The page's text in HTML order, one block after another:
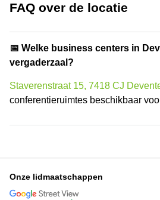
FAQ over de locatie
📅 Welke business centers in
vergaderzaal?
Staverenstraat 15, 7418 CJ
conferentieruimtes beschikbaar
Onze lidmaatschappen